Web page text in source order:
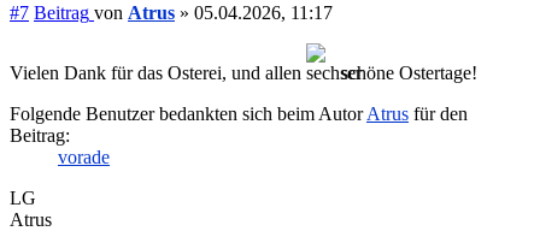
#7 Beitrag von Atrus » 05.04.2026, 11:17
Vielen Dank für das Osterei, und allen
schöne Ostertage!
Folgende Benutzer bedankten sich beim AutorAtrus für den
Beitrag:
vorade
LG
Atrus